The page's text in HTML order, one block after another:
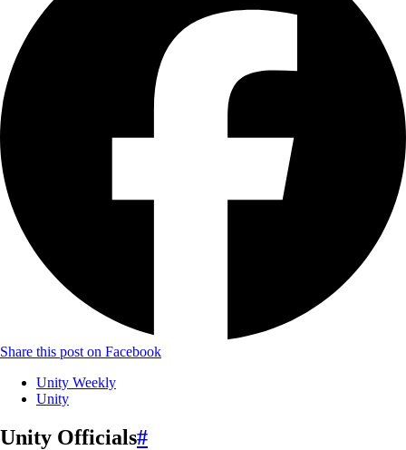
Share this post on Facebook
Unity Weekly
Unity
Unity Officials#